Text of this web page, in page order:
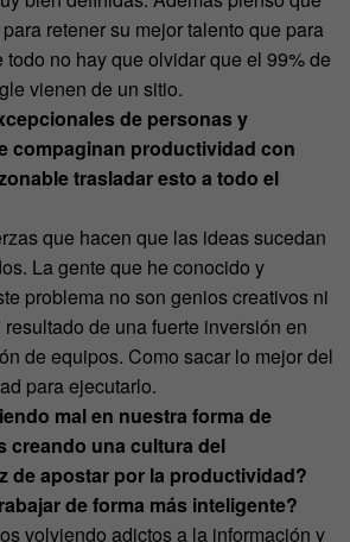
retener su mejor talento que para
todo no hay que olvidar que el 99% de
vienen de un sitio.
de personas y
compaginan productividad con
trasladar esto a todo el
que hacen que las ideas sucedan
La gente que he conocido y
problema no son genios creativos ni
de una fuerte inversión en
de equipos. Como sacar lo mejor del
para ejecutarlo.
mal en nuestra forma de
creando una cultura del
de apostar por la productividad?
de forma más inteligente?
volviendo adictos a la información y